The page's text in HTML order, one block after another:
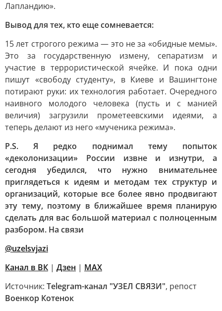
Лапландию».
Вывод для тех, кто еще сомневается:
15 лет строгого режима — это не за «обидные мемы».
Это за государственную измену, сепаратизм и
участие в террористической ячейке. И пока одни
пишут «свободу студенту», в Киеве и Вашингтоне
потирают руки: их технология работает. Очередного
наивного молодого человека (пусть и с манией
величия) загрузили прометеевскими идеями, а
теперь делают из него «мученика режима».
P.S. Я редко поднимал тему попыток
«деколонизации» России извне и изнутри, а
сегодня убедился, что нужно внимательнее
приглядеться к идеям и методам тех структур и
организаций, которые все более явно продвигают
эту тему, поэтому в ближайшее время планирую
сделать для вас большой материал с полноценным
разбором. На связи
@uzelsvjazi
Канал в ВК | Дзен | MAX
Источник: Telegram-канал "УЗЕЛ СВЯЗИ", репост
Военкор Котенок